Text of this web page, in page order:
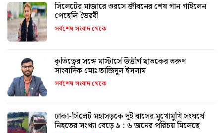
সিলেটের মাজারে ওরসে জীবনের শেষ গান গাইলেন
পেহেলি ভৈরবী
সর্বশেষ সংবাদ থেকে
কৃতিত্বের সঙ্গে মাস্টার্সে উত্তীর্ণ ছাতকের তরুণ
সাংবাদিক মোঃ তাজিদুল ইসলাম
সর্বশেষ সংবাদ থেকে
ঢাকা-সিলেট মহাসড়কে দুই বাসের মুখোমুখি সংঘর্ষে
নিহতের সংখ্যা বেড়ে ৯ : ৬ জনের পরিচয় মিলেছে